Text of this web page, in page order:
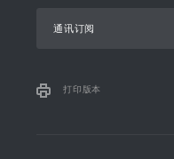
通讯订阅
打印版本